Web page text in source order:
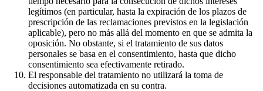
legítimos (en particular, hasta la expiración de los plazos de
prescripción de las reclamaciones previstos en la legislación
aplicable), pero no más allá del momento en que se admita la
oposición. No obstante, si el tratamiento de sus datos
personales se basa en el consentimiento, hasta que dicho
consentimiento sea efectivamente retirado.
El responsable del tratamiento no utilizará la toma de
decisiones automatizada en su contra.